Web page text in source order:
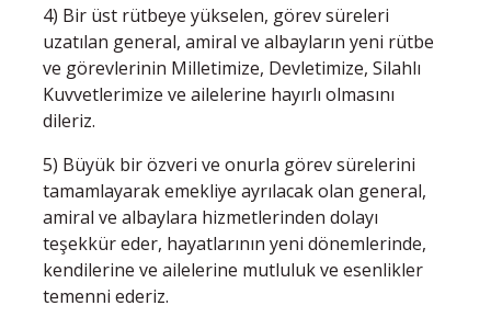
4) Bir üst rütbeye yükselen, görev süreleri
uzatılan general, amiral ve albayların yeni rütbe
ve görevlerinin Milletimize, Devletimize, Silahlı
Kuvvetlerimize ve ailelerine hayırlı olmasını
dileriz.
5) Büyük bir özveri ve onurla görev sürelerini
tamamlayarak emekliye ayrılacak olan general,
amiral ve albaylara hizmetlerinden dolayı
teşekkür eder, hayatlarının yeni dönemlerinde,
kendilerine ve ailelerine mutluluk ve esenlikler
temenni ederiz.